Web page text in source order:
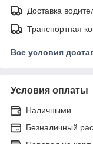
Доставка
Транспортная
Все условия
Условия оплаты
Наличными
Безналичный